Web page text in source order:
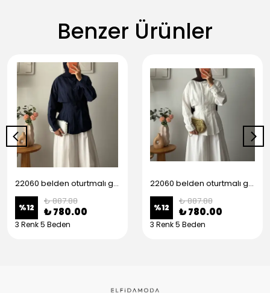
Benzer Ürünler
22060 belden oturtmalı gömlek - Lacivert
%12
₺ 887.88
₺ 780.00
3 Renk 5 Beden
22060 belden oturtmalı gömlek - Beyaz
%12
₺ 887.88
₺ 780.00
3 Renk 5 Beden